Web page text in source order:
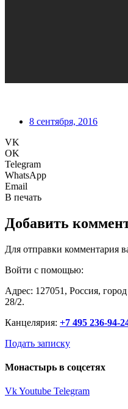
8 сентября, 2016
VK
OK
Telegram
WhatsApp
Email
В печать
Добавить
Для отправки комментария
Войти с помощью:
Адрес: 127051, Россия,
28/2.
Канцелярия: +7 495 236-94-
Подать записку
Монастырь в соцсетях
VkYoutube Telegram